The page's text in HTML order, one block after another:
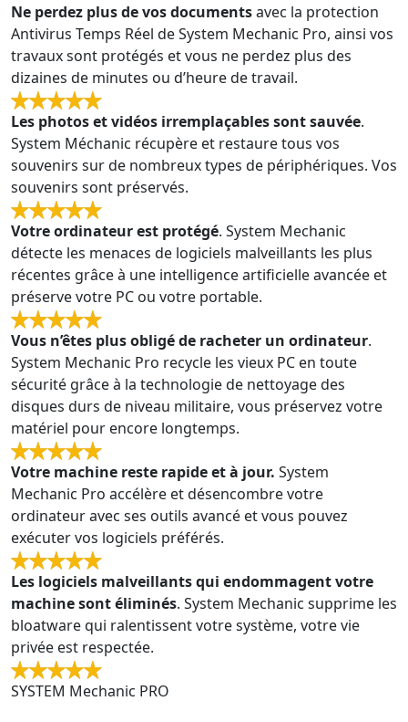
Ne perdez plus de vos documentsavec la protection
Antivirus Temps Réel de System Mechanic Pro, ainsi vos
travaux sont protégés et vous ne perdez plus des
dizaines de minutes ou d’heure de travail.
Les photos et vidéos irremplaçables sont sauvée.
System Méchanic récupère et restaure tous vos
souvenirs sur de nombreux types de périphériques. Vos
souvenirs sont préservés.
Votre ordinateur est protégé. System Mechanic
détecte les menaces de logiciels malveillants les plus
récentes grâce à une intelligence artificielle avancée et
préserve votre PC ou votre portable.
Vous n’êtes plus obligé de racheter un ordinateur.
System Mechanic Pro recycle les vieux PC en toute
sécurité grâce à la technologie de nettoyage des
disques durs de niveau militaire, vous préservez votre
matériel pour encore longtemps.
Votre machine reste rapide et à jour. System
Mechanic Pro accélère et désencombre votre
ordinateur avec ses outils avancé et vous pouvez
exécuter vos logiciels préférés.
Les logiciels malveillants qui endommagent votre
machine sont éliminés. System Mechanic supprime les
bloatware qui ralentissent votre système, votre vie
privée est respectée.
SYSTEM Mechanic PRO